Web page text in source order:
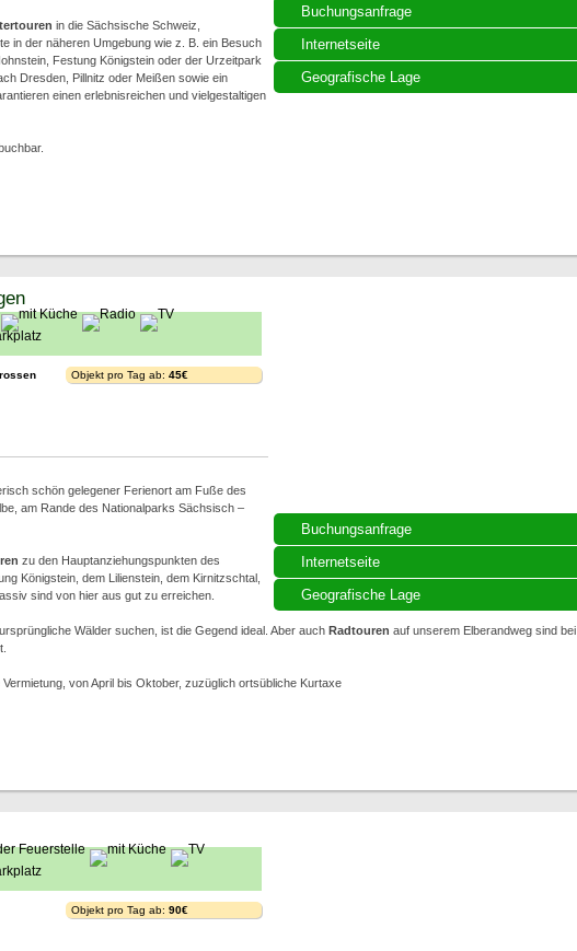
Buchungsanfrage
Internetseite
Geografische Lage
in die Sächsische Schweiz,
in der näheren Umgebung wie z. B. ein Besuch
Festung Königstein oder der Urzeitpark
Dresden, Pillnitz oder Meißen sowie ein
einen erlebnisreichen und vielgestaltigen
Buchungsanfrage
Internetseite
Geografische Lage
Objekt pro Tag ab: 45€
schön gelegener Ferienort am Fuße des
am Rande des Nationalparks Sächsisch –
zu den Hauptanziehungspunkten des
Königstein, dem Lilienstein, dem Kirnitzschtal,
sind von hier aus gut zu erreichen.
Wälder suchen, ist die Gegend ideal. Aber auch Radtouren auf unserem Elberandweg sind bei
von April bis Oktober, zuzüglich ortsübliche Kurtaxe
Objekt pro Tag ab: 90€